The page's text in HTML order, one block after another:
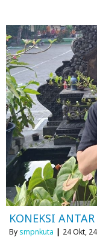
KONEKSI
By smpnkuta | 24Okt, 24